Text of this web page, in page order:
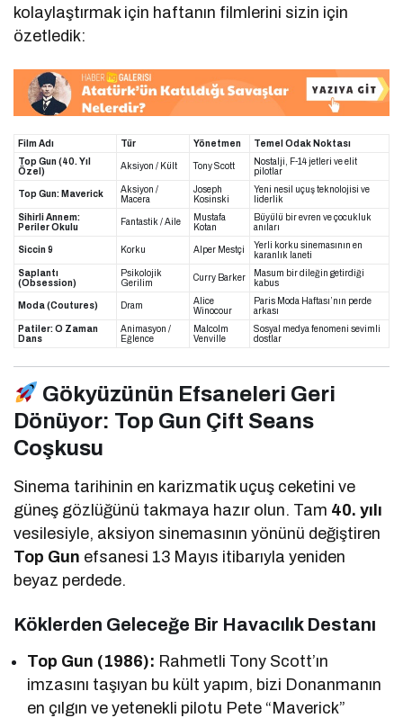
kolaylaştırmak için haftanın filmlerini sizin için
özetledik:
Film Adı Tür Yönetmen
Temel Odak Noktası
Top Gun (40. Yıl
Özel)
Aksiyon / Kült Tony Scott
Nostalji, F-14 jetleri ve elit
pilotlar
Top Gun: Maverick
Aksiyon /
Macera
Joseph
Kosinski
Yeni nesil uçuş teknolojisi ve
liderlik
Sihirli Annem:
Periler Okulu
Fantastik / Aile
Mustafa
Kotan
Büyülü bir evren ve çocukluk
anıları
Siccin 9 Korku Alper Mestçi
Yerli korku sinemasının en
karanlık laneti
Saplantı
(Obsession)
Psikolojik
Gerilim
Curry Barker
Masum bir dileğin getirdiği
kabus
Moda (Coutures) Dram
Alice
Winocour
Paris Moda Haftası’nın perde
arkası
Patiler: O Zaman
Dans
Animasyon /
Eğlence
Malcolm
Venville
Sosyal medya fenomeni sevimli
dostlar
Gökyüzünün Efsaneleri Geri
Dönüyor: Top Gun Çift Seans
Coşkusu
Sinema tarihinin en karizmatik uçuş ceketini ve
güneş gözlüğünü takmaya hazır olun. Tam 40. yılı
vesilesiyle, aksiyon sinemasının yönünü değiştiren
Top Gun efsanesi 13 Mayıs itibarıyla yeniden
beyaz perdede.
Köklerden Geleceğe Bir Havacılık Destanı
Top Gun (1986): Rahmetli Tony Scott’ın
imzasını taşıyan bu kült yapım, bizi Donanmanın
en çılgın ve yetenekli pilotu Pete “Maverick”